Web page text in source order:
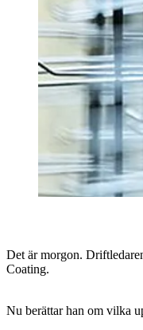
Det är morgon.
Coating.
Nu berättar han om vilka